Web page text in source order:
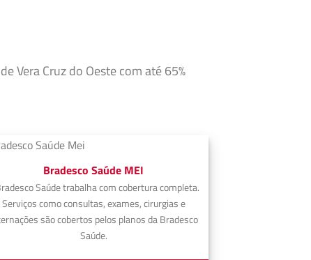
Vera Cruz do Oeste com até 65%
Bradesco Saúde MEI
Saúde trabalha com cobertura completa.
Serviços como consultas, exames, cirurgias e
são cobertos pelos planos da Bradesco
Saúde.